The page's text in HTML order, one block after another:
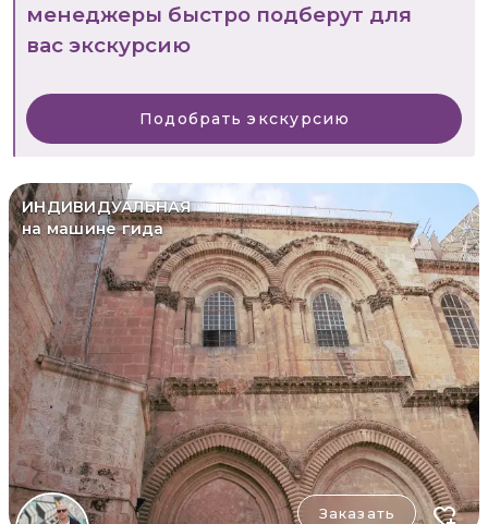
менеджеры быстро подберут для
вас экскурсию
Подобрать экскурсию
ИНДИВИДУАЛЬНАЯ
на машине гида
Заказать